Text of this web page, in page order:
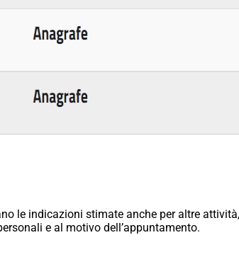
le indicazioni stimate anche per altre
e al motivo dell’appuntamento.